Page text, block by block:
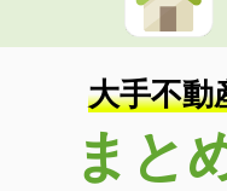
大手不動
まと